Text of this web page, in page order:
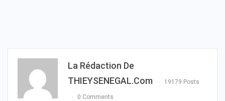
La Rédaction De
THIEYSENEGAL.com
19179 Posts
0 Comments